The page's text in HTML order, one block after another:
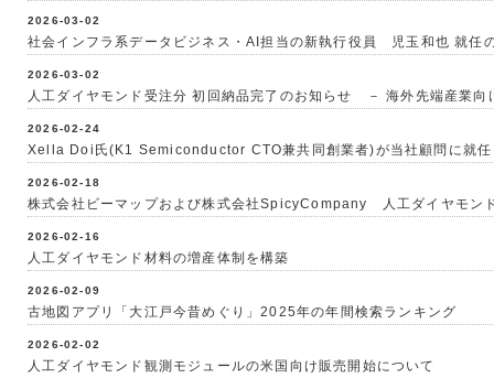
2026-03-02
社会インフラ系データビジネス・AI担当の新執行役員 児玉和也 就任
2026-03-02
人工ダイヤモンド受注分 初回納品完了のお知らせ － 海外先端産業向
2026-02-24
Xella Doi氏(K1 Semiconductor CTO兼共同創業者)が当社顧問に就任
2026-02-18
株式会社ビーマップおよび株式会社SpicyCompany 人工ダイヤモン
2026-02-16
人工ダイヤモンド材料の増産体制を構築
2026-02-09
古地図アプリ「大江戸今昔めぐり」2025年の年間検索ランキング
2026-02-02
人工ダイヤモンド観測モジュールの米国向け販売開始について